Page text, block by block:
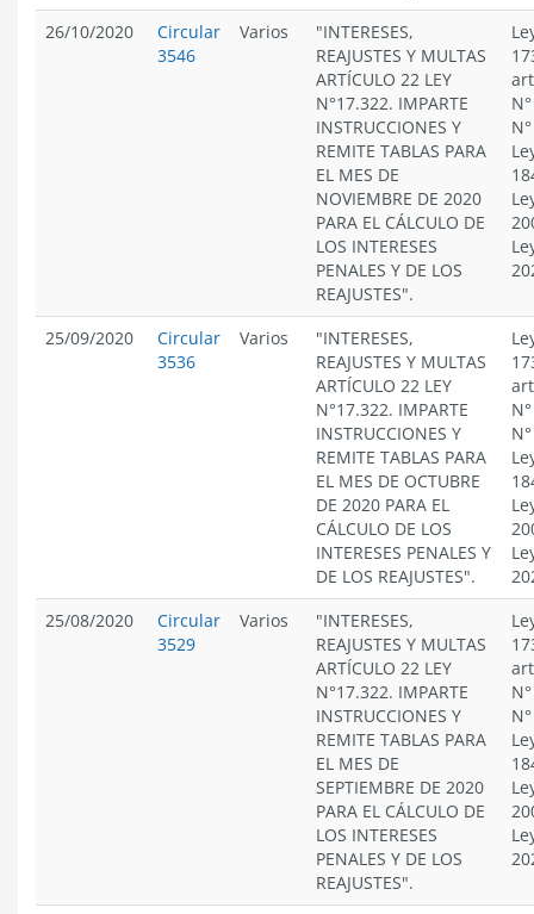
26/10/2020
Circular
3546
Varios
"INTERESES,
REAJUSTES Y MULTAS
ARTÍCULO 22 LEY
N°17.322. IMPARTE
INSTRUCCIONES Y
REMITE TABLAS PARA
EL MES DE
NOVIEMBRE DE 2020
PARA EL CÁLCULO DE
LOS INTERESES
PENALES Y DE LOS
REAJUSTES".
25/09/2020
Circular
3536
Varios
"INTERESES,
REAJUSTES Y MULTAS
ARTÍCULO 22 LEY
N°17.322. IMPARTE
INSTRUCCIONES Y
REMITE TABLAS PARA
EL MES DE OCTUBRE
DE 2020 PARA EL
CÁLCULO DE LOS
INTERESES PENALES Y
DE LOS REAJUSTES".
25/08/2020
Circular
3529
Varios
"INTERESES,
REAJUSTES Y MULTAS
ARTÍCULO 22 LEY
N°17.322. IMPARTE
INSTRUCCIONES Y
REMITE TABLAS PARA
EL MES DE
SEPTIEMBRE DE 2020
PARA EL CÁLCULO DE
LOS INTERESES
PENALES Y DE LOS
REAJUSTES".